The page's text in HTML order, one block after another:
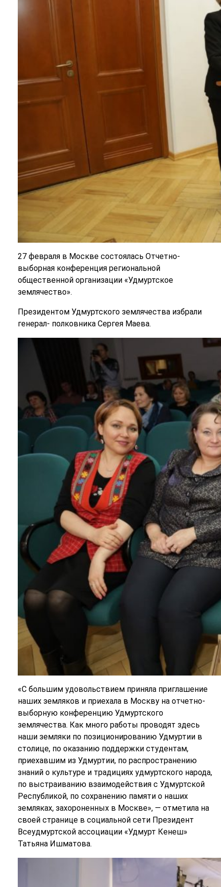
27 февраля в Москве состоялась Отчетно-
выборная конференция региональной
общественной организации «Удмуртское
землячество».
Президентом Удмуртского землячества избрали
генерал- полковника Сергея Маева.
«С большим удовольствием приняла приглашение
наших земляков и приехала в Москву на отчетно-
выборную конференцию Удмуртского
землячества. Как много работы проводят здесь
наши земляки по позиционированию Удмуртии в
столице, по оказанию поддержки студентам,
приехавшим из Удмуртии, по распространению
знаний о культуре и традициях удмуртского народа,
по выстраиванию взаимодействия с Удмуртской
Республикой, по сохранению памяти о наших
земляках, захороненных в Москве», — отметила на
своей странице в социальной сети Президент
Всеудмуртской ассоциации «Удмурт Кенеш»
Татьяна Ишматова.